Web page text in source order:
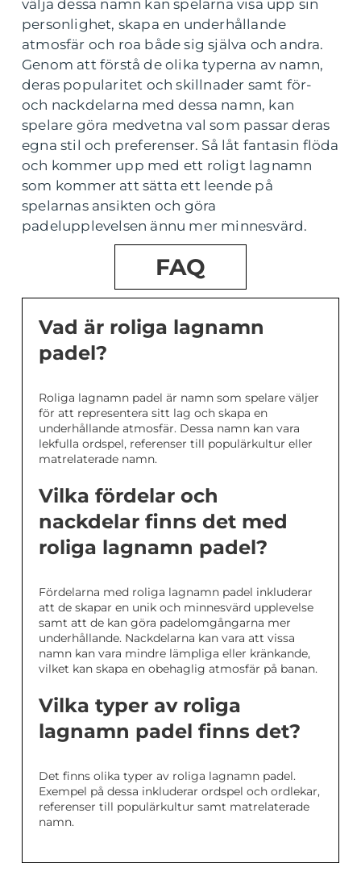
välja dessa namn kan spelarna visa upp sin
personlighet, skapa en underhållande
atmosfär och roa både sig själva och andra.
Genom att förstå de olika typerna av namn,
deras popularitet och skillnader samt för-
och nackdelarna med dessa namn, kan
spelare göra medvetna val som passar deras
egna stil och preferenser. Så låt fantasin flöda
och kommer upp med ett roligt lagnamn
som kommer att sätta ett leende på
spelarnas ansikten och göra
padelupplevelsen ännu mer minnesvärd.
FAQ
Vad är roliga lagnamn
padel?
Roliga lagnamn padel är namn som spelare väljer
för att representera sitt lag och skapa en
underhållande atmosfär. Dessa namn kan vara
lekfulla ordspel, referenser till populärkultur eller
matrelaterade namn.
Vilka fördelar och
nackdelar finns det med
roliga lagnamn padel?
Fördelarna med roliga lagnamn padel inkluderar
att de skapar en unik och minnesvärd upplevelse
samt att de kan göra padelomgångarna mer
underhållande. Nackdelarna kan vara att vissa
namn kan vara mindre lämpliga eller kränkande,
vilket kan skapa en obehaglig atmosfär på banan.
Vilka typer av roliga
lagnamn padel finns det?
Det finns olika typer av roliga lagnamn padel.
Exempel på dessa inkluderar ordspel och ordlekar,
referenser till populärkultur samt matrelaterade
namn.